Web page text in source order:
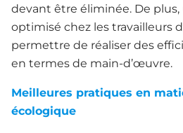
devant être éliminée. De
optimisé chez les travailleurs
permettre de réaliser des
en termes de main-d’œuvre.
Meilleures pratiques en
écologique